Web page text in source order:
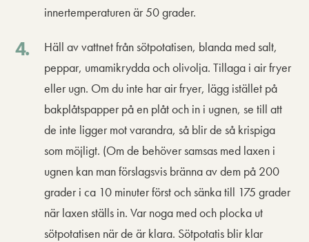
innertemperaturen är 50 grader.
Häll av vattnet från sötpotatisen, blanda med salt,
peppar, umamikrydda och olivolja. Tillaga i air fryer
eller ugn. Om du inte har air fryer, lägg istället på
bakplåtspapper på en plåt och in i ugnen, se till att
de inte ligger mot varandra, så blir de så krispiga
som möjligt. (Om de behöver samsas med laxen i
ugnen kan man förslagsvis bränna av dem på 200
grader i ca 10 minuter först och sänka till 175 grader
när laxen ställs in. Var noga med och plocka ut
sötpotatisen när de är klara. Sötpotatis blir klar